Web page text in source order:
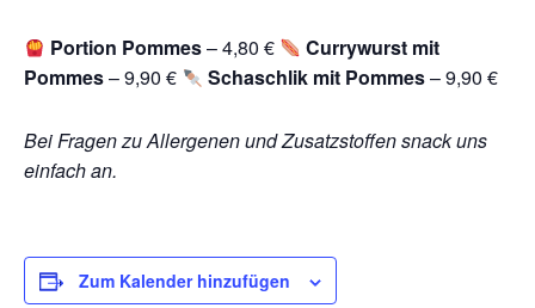
Portion Pommes– 4,80 €
Currywurst mit
Pommes– 9,90 € Schaschlik mit Pommes– 9,90 €
Bei Fragen zu Allergenen und Zusatzstoffen snack uns
einfach an.
Zum Kalender hinzufügen